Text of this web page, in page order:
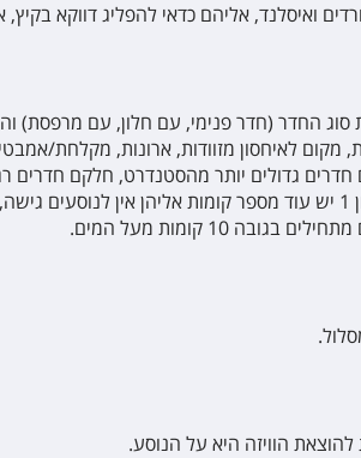
ואיסלנד, אליהם כדאי להפליג דווקא בקיץ,
החדר (חדר פנימי, עם חלון, עם מרפסת)
לאיחסון מזוודות, ארונות, מקלחת/
גדולים יותר מהסטנדרט, חלקם חדרים
.
.
הוויזה היא על הנוסע.